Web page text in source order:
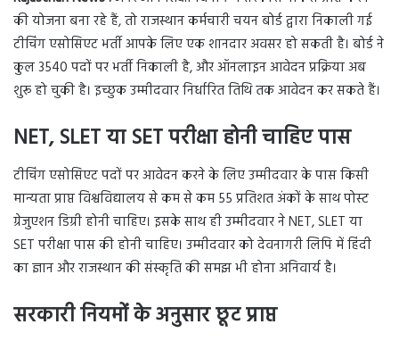
की योजना बना रहे हैं, तो राजस्थान कर्मचारी चयन बोर्ड द्वारा निकाली गई
टीचिंग एसोसिएट भर्ती आपके लिए एक शानदार अवसर हो सकती है। बोर्ड ने
कुल 3540 पदों पर भर्ती निकाली है, और ऑनलाइन आवेदन प्रक्रिया अब
शुरू हो चुकी है। इच्छुक उम्मीदवार निर्धारित तिथि तक आवेदन कर सकते हैं।
NET, SLET या SET परीक्षा होनी चाहिए पास
टीचिंग एसोसिएट पदों पर आवेदन करने के लिए उम्मीदवार के पास किसी
मान्यता प्राप्त विश्वविद्यालय से कम से कम 55 प्रतिशत अंकों के साथ पोस्ट
ग्रेजुएशन डिग्री होनी चाहिए। इसके साथ ही उम्मीदवार ने NET, SLET या
SET परीक्षा पास की होनी चाहिए। उम्मीदवार को देवनागरी लिपि में हिंदी
का ज्ञान और राजस्थान की संस्कृति की समझ भी होना अनिवार्य है।
सरकारी नियमों के अनुसार छूट प्राप्त